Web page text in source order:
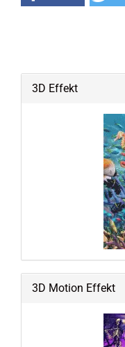
3D Effekt
3D Motion Effekt